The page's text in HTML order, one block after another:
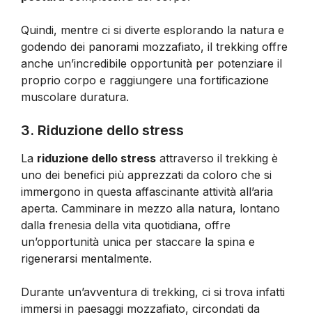
Quindi, mentre ci si diverte esplorando la natura e
godendo dei panorami mozzafiato, il trekking offre
anche un’incredibile opportunità per potenziare il
proprio corpo e raggiungere una fortificazione
muscolare duratura.
3. Riduzione dello stress
La riduzione dello stress attraverso il trekking è
uno dei benefici più apprezzati da coloro che si
immergono in questa affascinante attività all’aria
aperta. Camminare in mezzo alla natura, lontano
dalla frenesia della vita quotidiana, offre
un’opportunità unica per staccare la spina e
rigenerarsi mentalmente.
Durante un’avventura di trekking, ci si trova infatti
immersi in paesaggi mozzafiato, circondati da